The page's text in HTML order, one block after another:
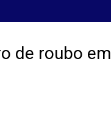
de roubo em